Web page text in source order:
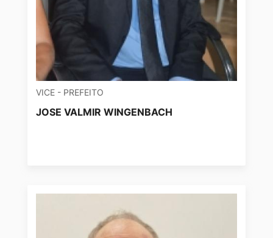
VICE - PREFEITO
JOSE VALMIR WINGENBACH